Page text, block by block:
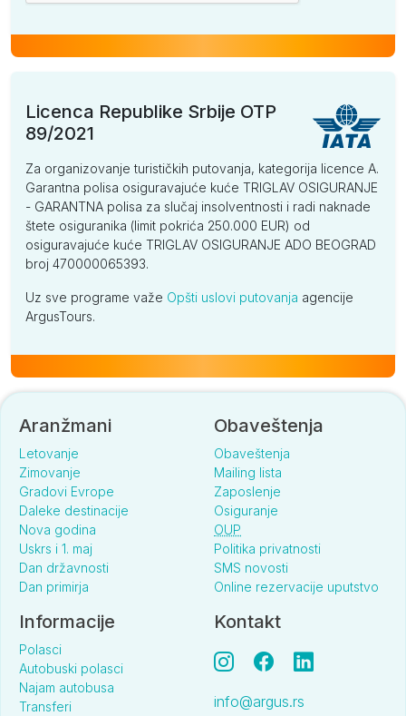
Licenca Republike Srbije OTP
89/2021
Za organizovanje turističkih putovanja, kategorija licence A.
Garantna polisa osiguravajuće kuće TRIGLAV OSIGURANJE
- GARANTNA polisa za slučaj insolventnosti i radi naknade
štete osiguranika (limit pokrića 250.000 EUR) od
osiguravajuće kuće TRIGLAV OSIGURANJE ADO BEOGRAD
broj 470000065393.
Uz sve programe važe Opšti uslovi putovanja agencije
ArgusTours.
Aranžmani
Letovanje
Zimovanje
Gradovi Evrope
Daleke destinacije
Nova godina
Uskrs i 1. maj
Dan državnosti
Dan primirja
Obaveštenja
Obaveštenja
Mailing lista
Zaposlenje
Osiguranje
OUP
Politika privatnosti
SMS novosti
Online rezervacije uputstvo
Informacije
Polasci
Autobuski polasci
Najam autobusa
Transferi
Kontakt
info@argus.rs